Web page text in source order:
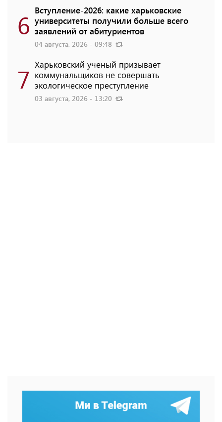
6 Вступление-2026: какие харьковские
университеты получили больше всего
заявлений от абитуриентов
04 августа, 2026 - 09:48
7 Харьковский ученый призывает
коммунальщиков не совершать
экологическое преступление
03 августа, 2026 - 13:20